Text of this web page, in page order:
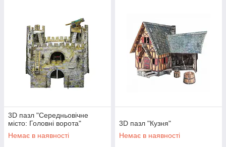
3D пазл "Середньовічне
місто: Головні ворота"
Немає в наявності
3D пазл "Кузня"
Немає в наявності